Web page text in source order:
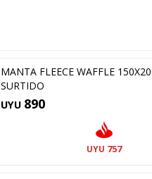
MANTA FLEECE WAFFLE
SURTIDO
UYU 890
UYU 757